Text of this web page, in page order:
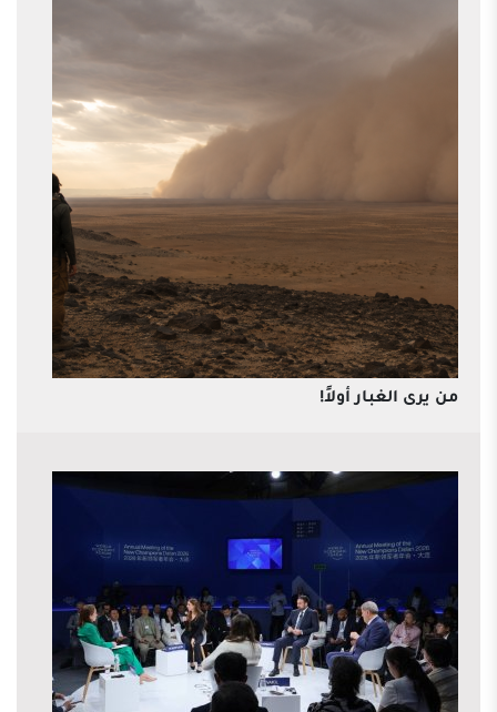
من يرى الغبار أولاً!